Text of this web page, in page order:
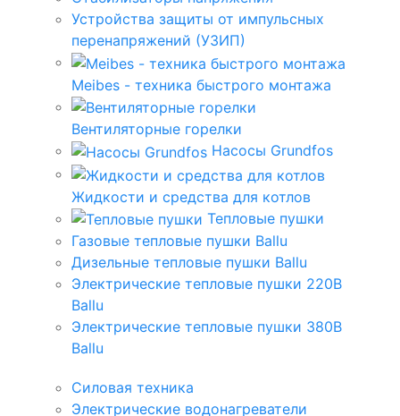
Устройства защиты от импульсных
перенапряжений (УЗИП)
Meibes - техника быстрого монтажа
Вентиляторные горелки
Насосы Grundfos
Жидкости и средства для котлов
Тепловые пушки
Газовые тепловые пушки Ballu
Дизельные тепловые пушки Ballu
Электрические тепловые пушки 220В
Ballu
Электрические тепловые пушки 380В
Ballu
Силовая техника
Электрические водонагреватели